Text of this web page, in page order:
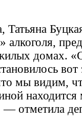
домах.
вот
мы видим,
находится
отметила